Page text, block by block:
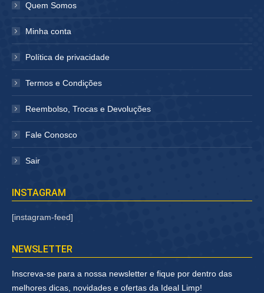
Quem Somos
Minha conta
Política de privacidade
Termos e Condições
Reembolso, Trocas e Devoluções
Fale Conosco
Sair
INSTAGRAM
[instagram-feed]
NEWSLETTER
Inscreva-se para a nossa newsletter e fique por dentro das
melhores dicas, novidades e ofertas da Ideal Limp!